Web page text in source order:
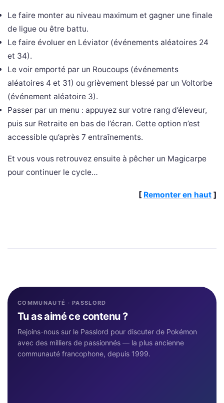
Le faire monter au niveau maximum et gagner une finale
de ligue ou être battu.
Le faire évoluer en Léviator (événements aléatoires 24
et 34).
Le voir emporté par un Roucoups (événements
aléatoires 4 et 31) ou grièvement blessé par un Voltorbe
(événement aléatoire 3).
Passer par un menu : appuyez sur votre rang d’éleveur,
puis sur Retraite en bas de l’écran. Cette option n’est
accessible qu’après 7 entraînements.
Et vous vous retrouvez ensuite à pêcher un Magicarpe
pour continuer le cycle…
[ Remonter en haut ]
COMMUNAUTÉ · PASSLORD
Tu as aimé ce contenu ?
Rejoins-nous sur le Passlord pour discuter de Pokémon
avec des milliers de passionnés — la plus ancienne
communauté francophone, depuis 1999.